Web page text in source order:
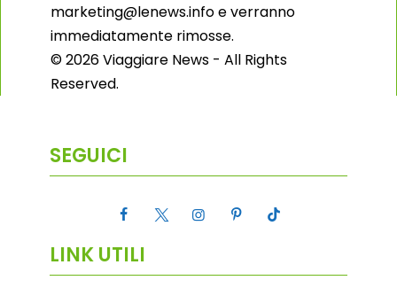
marketing@lenews.info e verranno
immediatamente rimosse.
© 2026 Viaggiare News - All Rights
Reserved.
SEGUICI
LINK UTILI